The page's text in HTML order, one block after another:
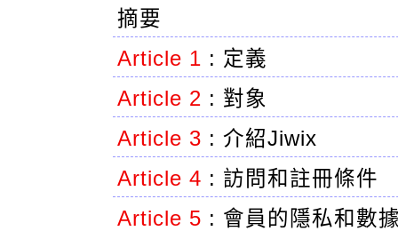
摘要
Article 1 : 定義
Article 2 : 對象
Article 3 : 介紹Jiwix
Article 4 : 訪問和註冊條件
Article 5 : 會員的隱私和數